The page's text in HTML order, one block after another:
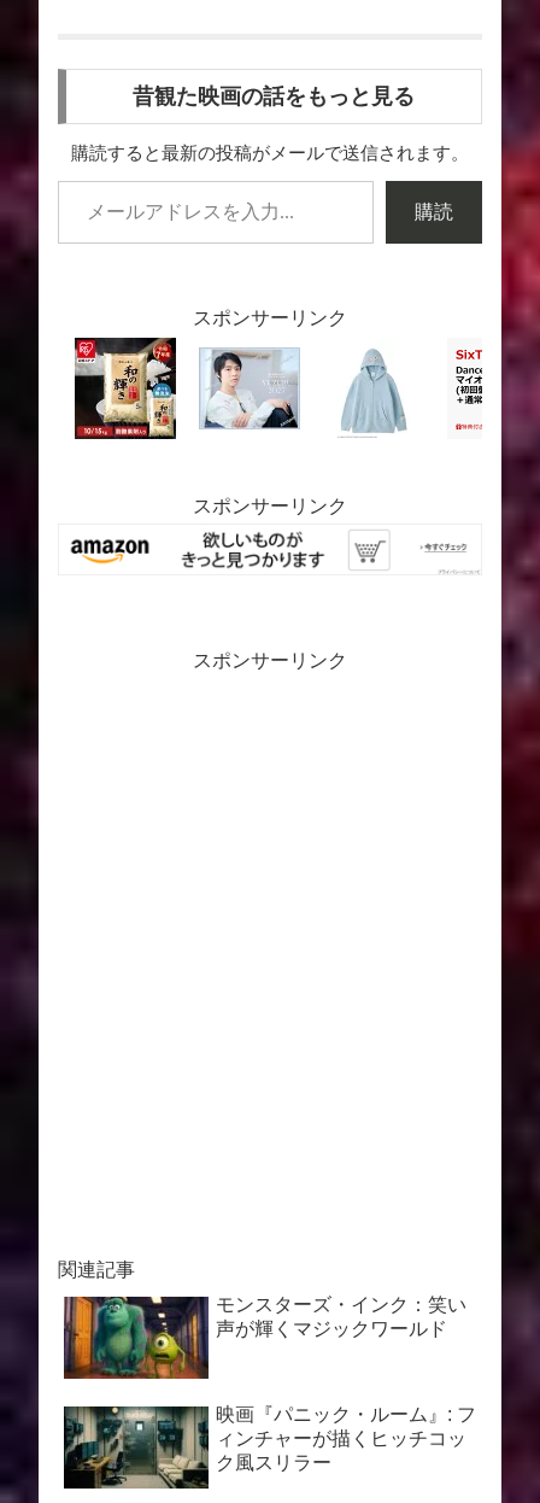
昔観た映画の話をもっと見る
購読すると最新の投稿がメールで送信されます。
購読
スポンサーリンク
スポンサーリンク
スポンサーリンク
関連記事
モンスターズ・インク：笑い
声が輝くマジックワールド
映画『パニック・ルーム』: フ
ィンチャーが描くヒッチコッ
ク風スリラー